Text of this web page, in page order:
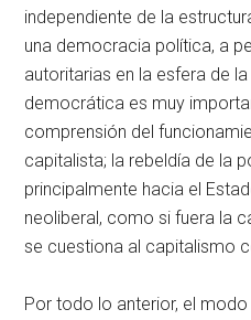
independiente de la
una democracia política, a
autoritarias en la esfera de
democrática es muy
comprensión del
capitalista; la rebeldía de la
principalmente hacia el
neoliberal, como si fuera la
se cuestiona al capitalismo
Por todo lo anterior, el